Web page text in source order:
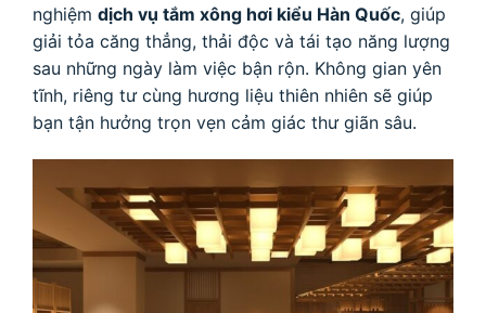
nghiệm dịch vụ tắm xông hơi kiểu Hàn Quốc, giúp
giải tỏa căng thẳng, thải độc và tái tạo năng lượng
sau những ngày làm việc bận rộn. Không gian yên
tĩnh, riêng tư cùng hương liệu thiên nhiên sẽ giúp
bạn tận hưởng trọn vẹn cảm giác thư giãn sâu.